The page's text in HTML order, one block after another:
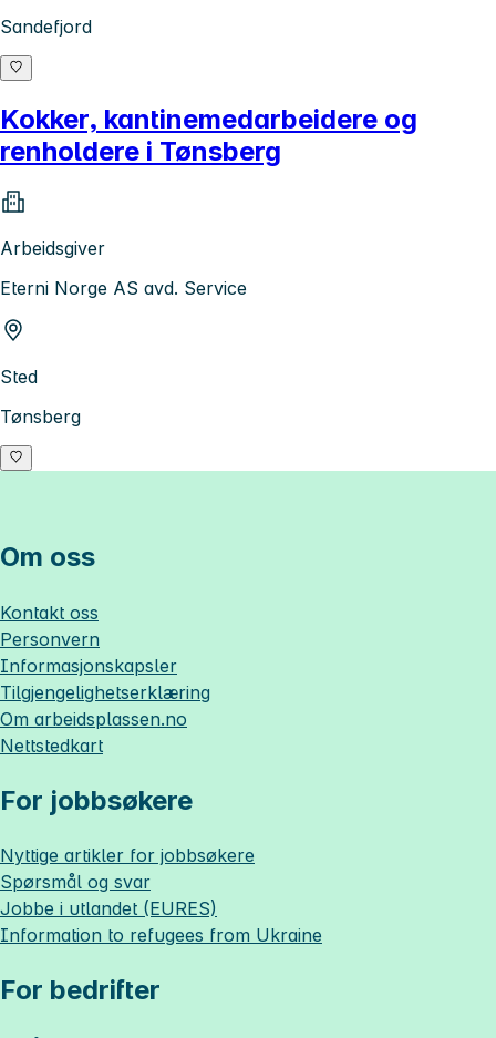
Sandefjord
Kokker, kantinemedarbeidere og
renholdere i Tønsberg
Arbeidsgiver
Eterni Norge AS avd. Service
Sted
Tønsberg
Om oss
Kontakt oss
Personvern
Informasjonskapsler
Tilgjengelighetserklæring
Om arbeidsplassen.no
Nettstedkart
For jobbsøkere
Nyttige artikler for jobbsøkere
Spørsmål og svar
Jobbe i utlandet (EURES)
Information to refugees from Ukraine
For bedrifter